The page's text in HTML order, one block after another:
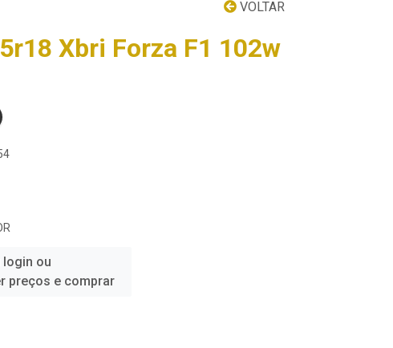
VOLTAR
Xbri Forza F1 102w
login ou
preços e comprar